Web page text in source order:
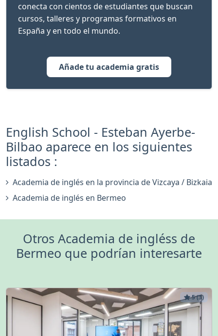
conecta con cientos de estudiantes que buscan
cursos, talleres y programas formativos en
España y en todo el mundo.
Añade tu academia gratis
English School - Esteban Ayerbe-
Bilbao aparece en los siguientes
listados :
Academia de inglés en la provincia de Vizcaya / Bizkaia
Academia de inglés en Bermeo
Otros Academia de ingléss de
Bermeo que podrían interesarte
5 (3)